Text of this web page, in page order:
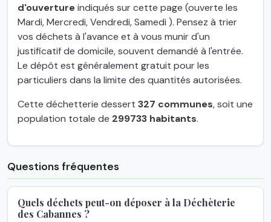
d'ouvertureindiqués sur cette page (ouverte les
Mardi, Mercredi, Vendredi, Samedi ). Pensez à trier
vos déchets à l'avance et à vous munir d'un
justificatif de domicile, souvent demandé à l'entrée.
Le dépôt est généralement gratuit pour les
particuliers dans la limite des quantités autorisées.
Cette déchetterie dessert 327 communes, soit une
population totale de 299733 habitants.
Questions fréquentes
Quels déchets peut-on déposer à la Déchèterie
des Cabannes ?